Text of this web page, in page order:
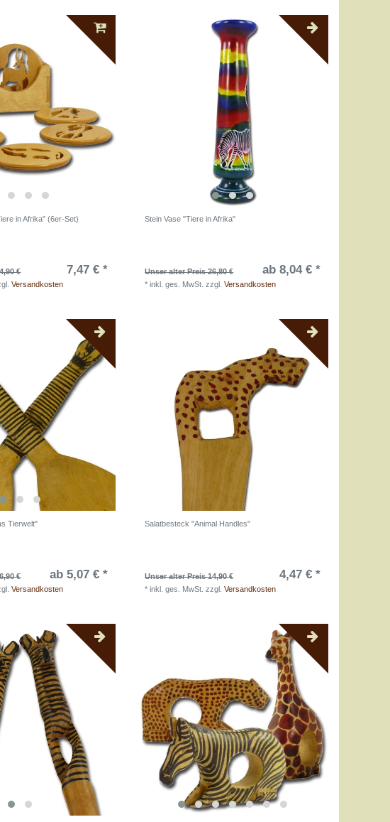
in Afrika" (6er-Set)
€ 7,47 € *
Versandkosten
Stein Vase "Tiere in Afrika"
Unser alter Preis 26,80 € ab 8,04 € *
*inkl. ges. MwSt. zzgl.Versandkosten
Tierwelt"
€ ab 5,07 € *
Versandkosten
Salatbesteck "Animal Handles"
Unser alter Preis 14,90 € 4,47 € *
*inkl. ges. MwSt. zzgl.Versandkosten